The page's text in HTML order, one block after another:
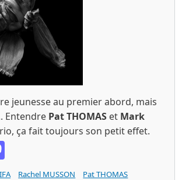
jeunesse au premier abord, mais
Entendre Pat THOMAS et Mark
ça fait toujours son petit effet.
Rachel MUSSON
Pat THOMAS